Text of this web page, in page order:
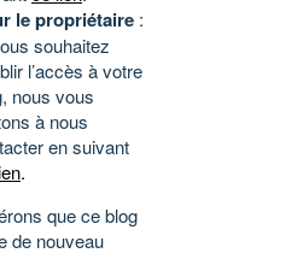
le propriétaire :
souhaitez
l’accès à votre
nous vous
à nous
en suivant
.
que ce blog
de nouveau